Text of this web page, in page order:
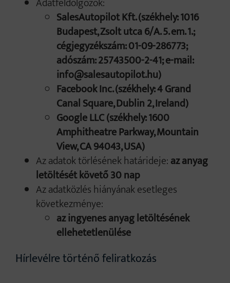
SalesAutopilot Kft. (székhely: 1016
Budapest, Zsolt utca 6/A. 5. em. 1.;
cégjegyzékszám: 01-09-286773;
adószám: 25743500-2-41; e-mail:
info@salesautopilot.hu)
Facebook Inc. (székhely: 4 Grand
Canal Square, Dublin 2, Ireland)
Google LLC (székhely: 1600
Amphitheatre Parkway, Mountain
View, CA 94043, USA)
Az adatok törlésének határideje:az anyag
letöltését követő 30 nap
Az adatközlés hiányának esetleges
következménye:
az ingyenes anyag letöltésének
ellehetetlenülése
Hírlevélre történő feliratkozás